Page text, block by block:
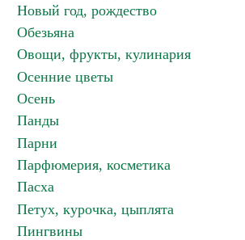
Новый год, рождество
Обезьяна
Овощи, фрукты, кулинария
Осенние цветы
Осень
Панды
Парни
Парфюмерия, косметика
Пасха
Петух, курочка, цыплята
Пингвины